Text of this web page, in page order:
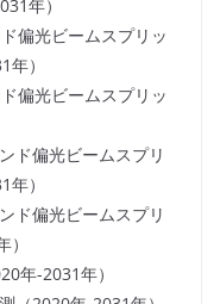
年）
偏光ビームスプリッ
）
偏光ビームスプリッ
ド偏光ビームスプリ
）
ド偏光ビームスプリ
年-2031年）